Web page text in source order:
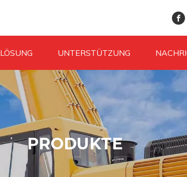
LÖSUNG UNTERSTÜTZUNG
PRODUKTE